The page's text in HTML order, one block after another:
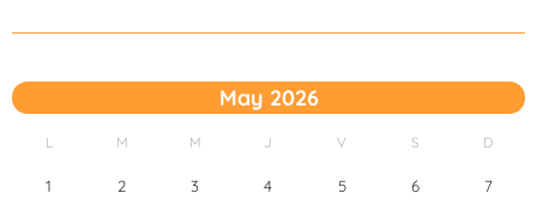
May 2026
L M M J V S D
1 2 3 4 5 6 7